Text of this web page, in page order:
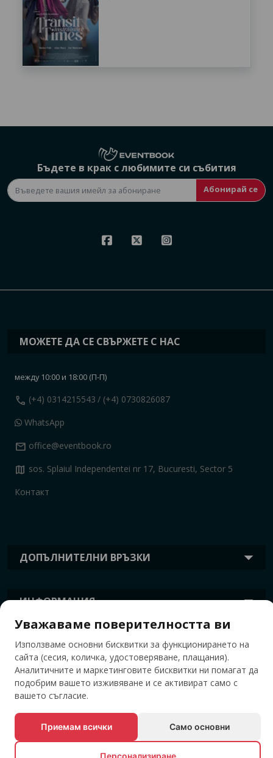
Бъдете в крак с любимите си събития
Абонирай се
ДОПЪЛНИТЕЛНИ ВРЪЗКИ
ИНФОРМАЦИЯ
МОЖЕТЕ ДА СЕ СВЪРЖЕТЕ С НАС
между 10:00 и 18:00 (П-П)
call (+4) 0314215543 / (+4) 0730826087
WhatsApp
mail office@eventbook.ro
map sos. Splaiul Independentei nr 17, Bucuresti, Sector 5
Контакт
ТАГОВЕ
Уважаваме поверителността ви
Използваме основни бисквитки за функционирането на
сайта (сесия, количка, удостоверяване, плащания).
Аналитичните и маркетинговите бисквитки ни помагат да
подобрим вашето изживяване и се активират само с
вашето съгласие.
Приемам всички Само основни
Персонализиране